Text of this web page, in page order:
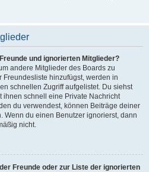
und ignorierten Mitglieder?
andere Mitglieder des Boards zu
hinzufügst, werden in
schnellen Zugriff aufgelistet. Du siehst
ihnen schnell eine Private Nachricht
du verwendest, können Beiträge deiner
Wenn du einen Benutzer ignorierst, dann
nicht.
Freunde oder zur Liste der ignorierten